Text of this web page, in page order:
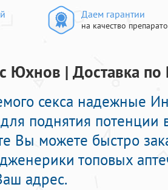
Даем гарантии
на качество
Юхнов | Доставка по
секса надежные
поднятия потенции
Вы можете быстро
топовых
адрес.